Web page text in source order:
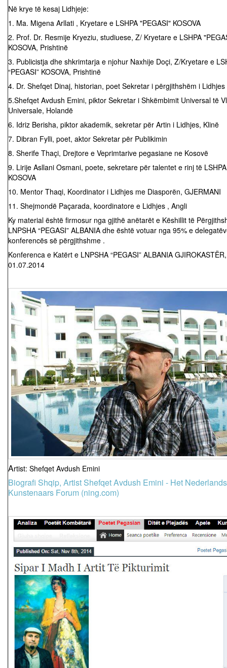
Në krye të kesaj Lidhjeje:
1. Ma. Migena Arllati , Kryetare e LSHPA "PEGASI" KOSOVA
2. Prof. Dr. Resmije Kryeziu, studiuese, Z/ Kryetare e LSHPA
KOSOVA, Prishtinë
3. Publicistja dhe shkrimtarja e njohur Naxhije Doçi, Z/Kryetare e
“PEGASI” KOSOVA, Prishtinë
4. Dr. Shefqet Dinaj, historian, poet Sekretar i përgjithshëm i Lidhjes
5.Shefqet Avdush Emini, piktor Sekretar i Shkëmbimit Universal të
Universale, Holandë
6. Idriz Berisha, piktor akademik, sekretar për Artin i Lidhjes, Klinë
7. Dibran Fylli, poet, aktor Sekretar për Publikimin
8. Sherife Thaçi, Drejtore e Veprimtarive pegasiane ne Kosovë
9. Lirije Asllani Osmani, poete, sekretare për talentet e rinj të LSHPA
KOSOVA
10. Mentor Thaqi, Koordinator i Lidhjes me Diasporën, GJERMANI
11. Shejmondë Paçarada, koordinatore e Lidhjes , Angli
Ky material është firmosur nga gjithë anëtarët e Këshillit të
LNPSHA “PEGASI” ALBANIA dhe është votuar nga 95% e
konferencës së përgjithshme .
Konferenca e Katërt e LNPSHA “PEGASI” ALBANIA GJIROKASTËR,
01.07.2014
Artist: Shefqet Avdush Emini
Biografi Shqip, Artist Shefqet Avdush Emini - Het Nederlands
Kunstenaars Forum (ning.com)